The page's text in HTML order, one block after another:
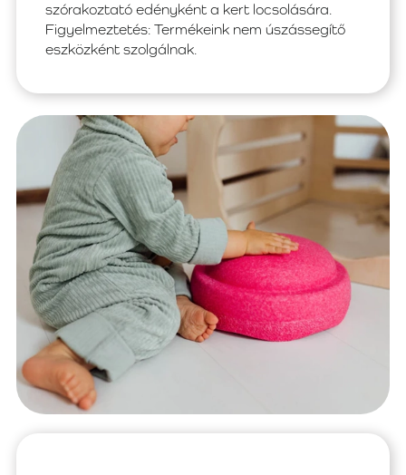
szórakoztató edényként a kert locsolására.
Figyelmeztetés: Termékeink nem úszássegítő
eszközként szolgálnak.